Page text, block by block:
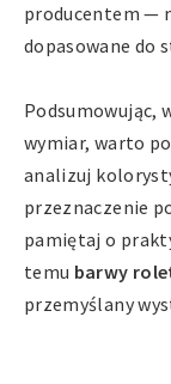
producentem —
dopasowane do
Podsumowując,
wymiar, warto
analizuj
przeznaczenie
pamiętaj o
temu barwy
przemyślany